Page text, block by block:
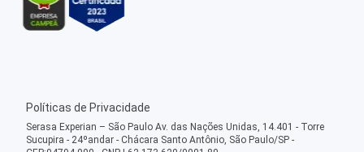
Políticas de Privacidade
Serasa Experian – São Paulo Av. das Nações Unidas, 14.401 - Torre
Sucupira - 24ºandar - Chácara Santo Antônio, São Paulo/SP -